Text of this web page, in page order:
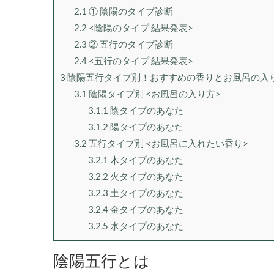
2.1 ① 陰陽のタイプ診断
2.2 <陰陽のタイプ 結果発表>
2.3 ② 五行のタイプ診断
2.4<五行のタイプ 結果発表>
3 陰陽五行タイプ別！おすすめの香りとお風呂の入
3.1 陰陽タイプ別 <お風呂の入り方>
3.1.1 陰タイプのあなた
3.1.2 陽タイプのあなた
3.2 五行タイプ別 <お風呂に入れたい香り>
3.2.1 木タイプのあなた
3.2.2 火タイプのあなた
3.2.3 土タイプのあなた
3.2.4金タイプのあなた
3.2.5 水タイプのあなた
陰陽五行とは